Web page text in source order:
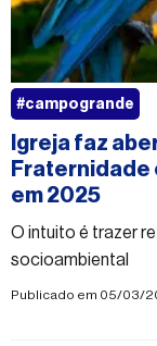
Igreja faz
Fraternidade
em 2025
O intuito é trazer
socioambiental
Publicado em 05/03/
#campogrande